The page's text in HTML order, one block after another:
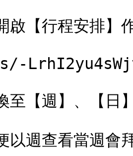
啟【行程安排】
至【週】、【日
以週查看當週會